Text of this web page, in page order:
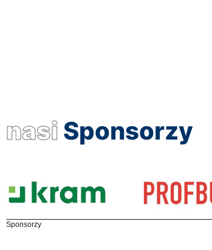
nasi Sponsorzy
Sponsorzy